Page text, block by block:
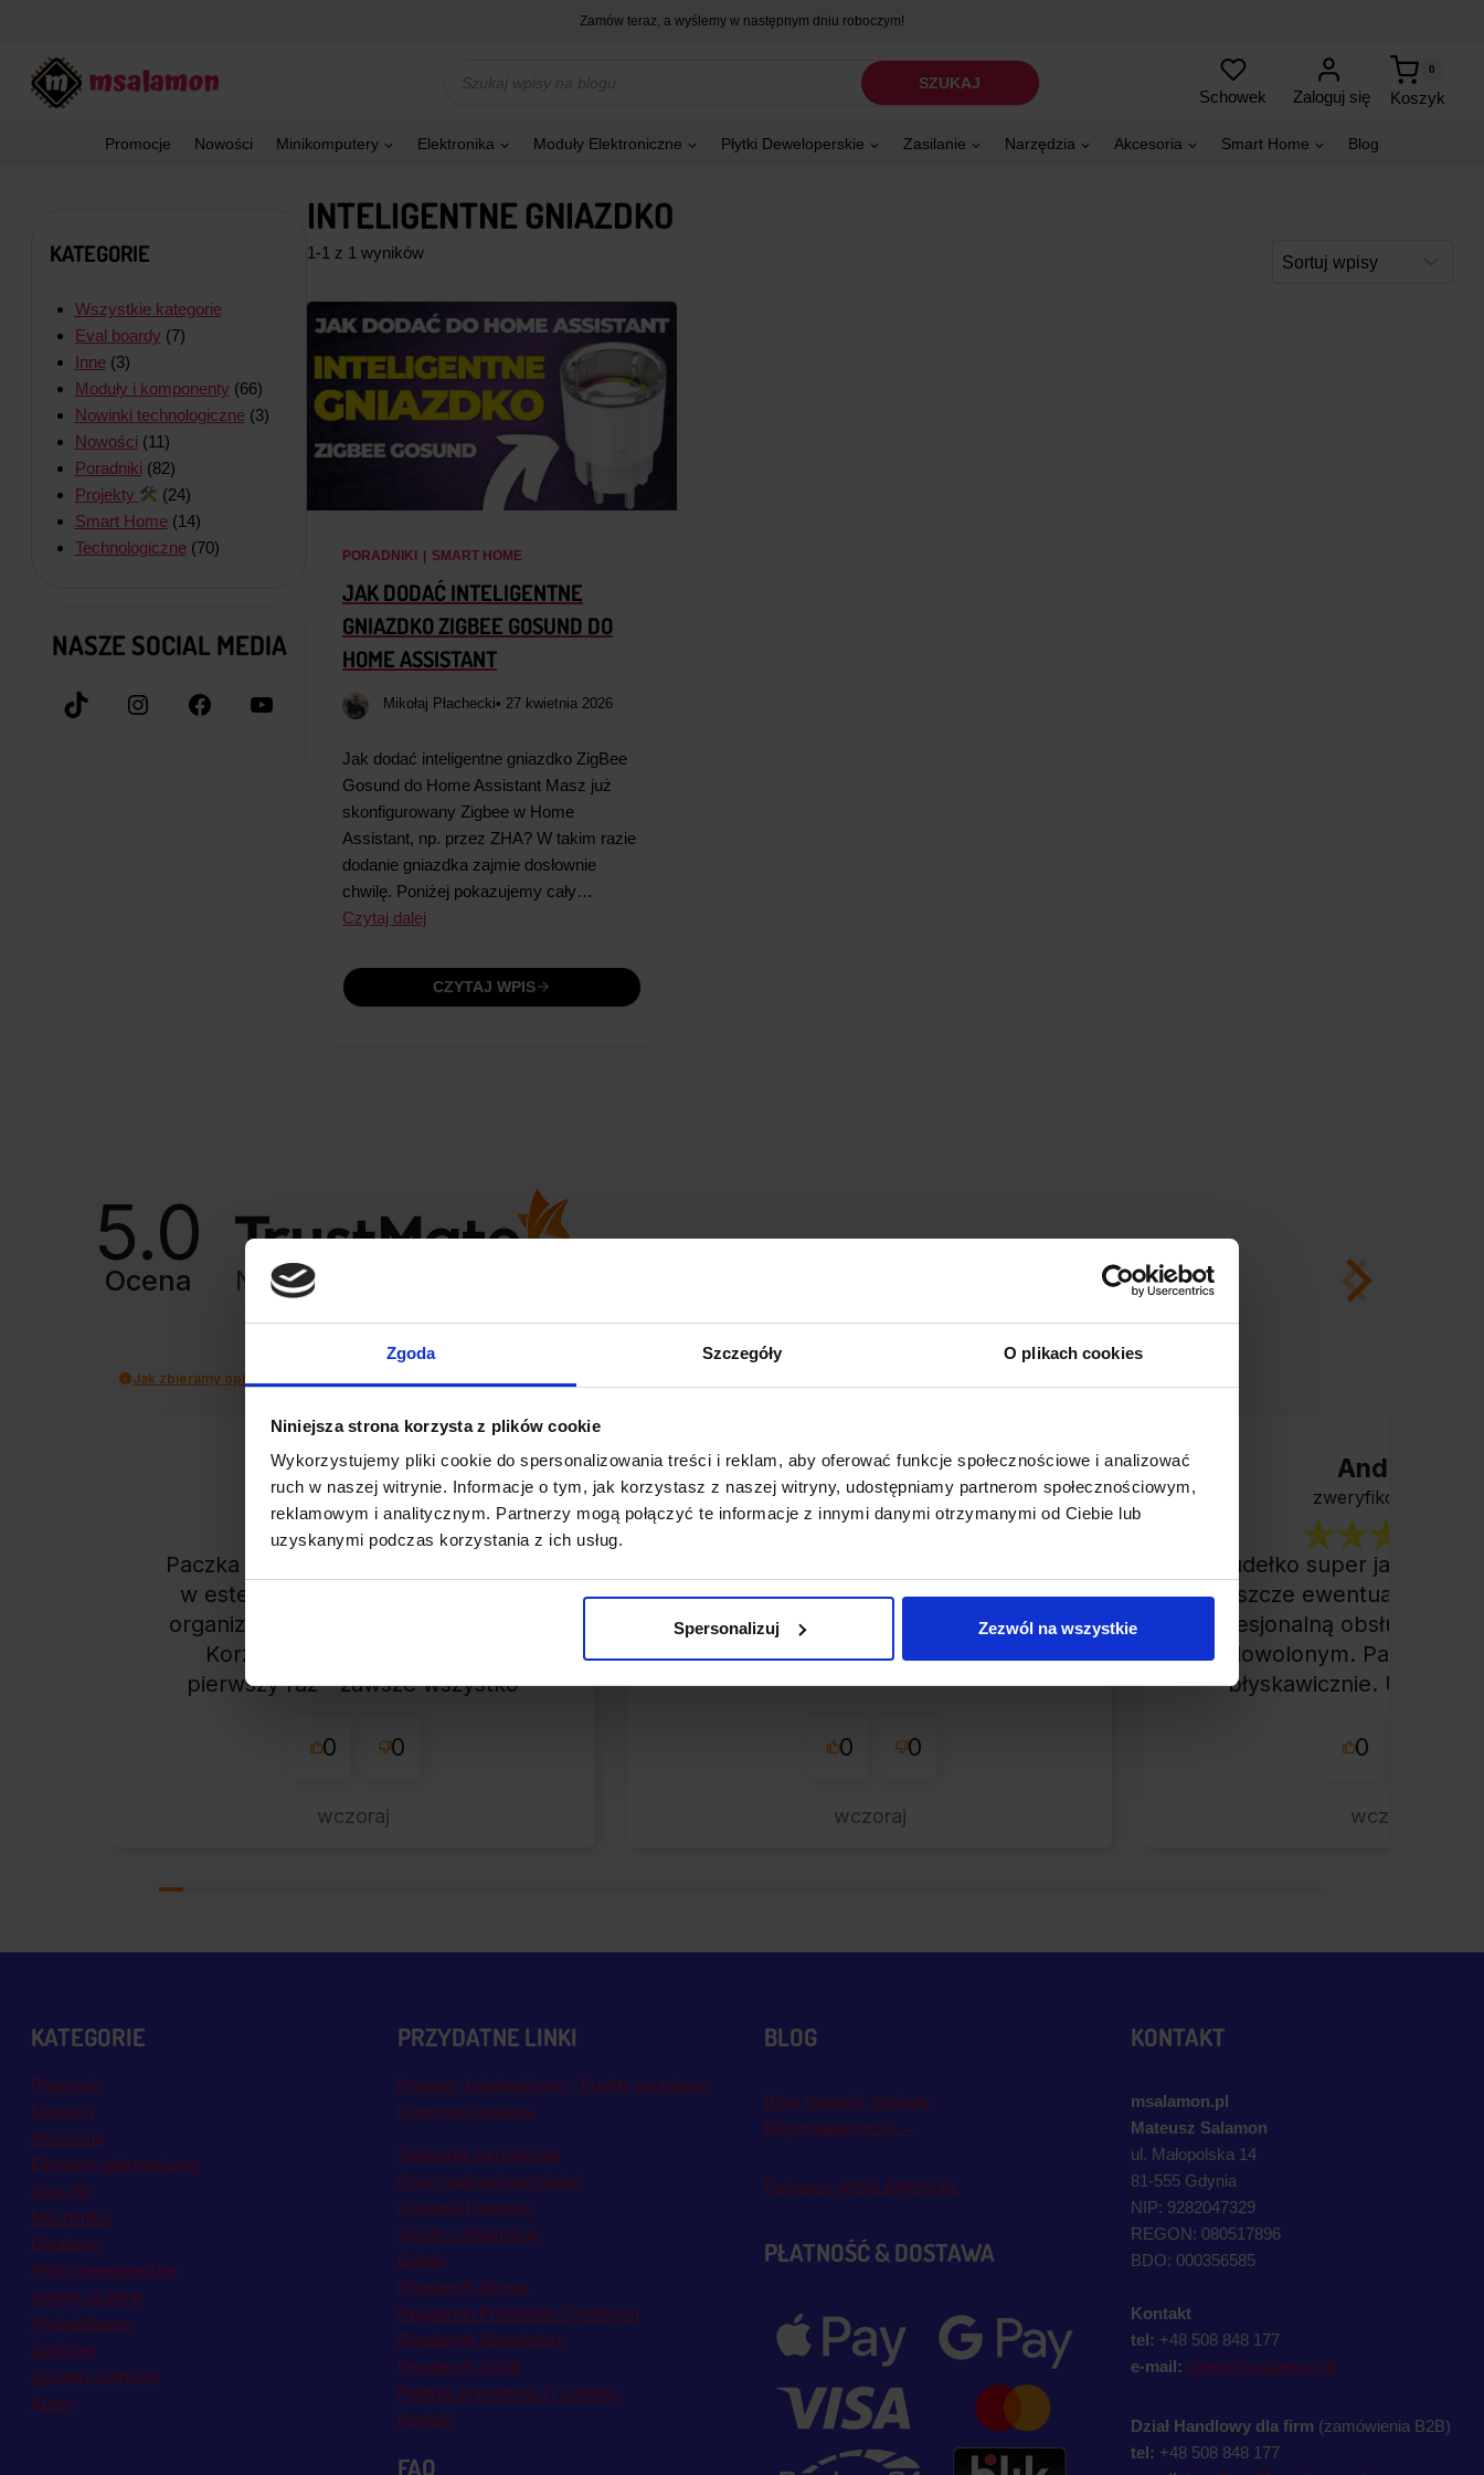
Zgoda Szczegóły O plikach cookies
Niniejsza strona korzysta z plików cookie
Wykorzystujemy pliki cookie do spersonalizowania treści i reklam, aby oferować funkcje społecznościowe i analizować
ruch w naszej witrynie. Informacje o tym, jak korzystasz z naszej witryny, udostępniamy partnerom społecznościowym,
reklamowym i analitycznym. Partnerzy mogą połączyć te informacje z innymi danymi otrzymanymi od Ciebie lub
uzyskanymi podczas korzystania z ich usług.
Spersonalizuj Zezwól na wszystkie
Zamów teraz, a wyślemy w następnym dniu roboczym!
produktów
SZUKAJ
Schowek Zaloguj się Koszyk
0
Promocje Nowości Minikomputery Elektronika Moduły Elektroniczne Płytki Deweloperskie Zasilanie Narzędzia Akcesoria Smart Home Blog
KATEGORIE
Wszystkie kategorie
Eval boardy (7)
Inne(3)
Moduły i komponenty (66)
Nowinki technologiczne(3)
Nowości (11)
Poradniki (82)
Projekty
(24)
Smart Home(14)
Technologiczne(70)
NASZE SOCIAL MEDIA
TikTokInstagramFacebookYouTube
INTELIGENTNE GNIAZDKO
1-1 z 1 wyników
PORADNIKI | SMART HOME
JAK DODAĆ INTELIGENTNE
GNIAZDKO ZIGBEE GOSUND DO
HOME ASSISTANT
Mikołaj Płachecki• 27 kwietnia 2026
Jak dodać inteligentne gniazdko ZigBee
Gosund do Home Assistant Masz już
skonfigurowany Zigbee w Home
Assistant, np. przez ZHA? W takim razie
dodanie gniazdka zajmie dosłownie
chwilę. Poniżej pokazujemy cały…
Czytaj dalej
CZYTAJ WPIS
5.0
Ocena Na podstawie
Jak zbieramy opinie?
Marek
zweryfikowano
Paczka dotarła do mnie bezpiecznie
w estetycznym pudełku. Świetna
organizacja i błyskawiczna wysyłka.
Korzystam z tego sklepu nie
pierwszy raz - zawsze wszystko
przekonaniem.
0 0
wczoraj
Marcin
zweryfikowano
Otrzymałem paczkę w bardzo
był bezproblemowy, a całe
0 0
wczoraj
Andrzej
zweryfikowano
Pudełko super jakości,
jeszcze ewentualny
profesjonalną obsługą
zadowolonym. Paczkę
błyskawicznie. Udane
0
wczoraj
KATEGORIE
Promocje
Nowości
Akcesoria
Elementy elektroniczne
Druk 3D
Mechanika
Obudowy
Płytki deweloperskie
Układy scalone
Wyświetlacze
Zasilanie
Zestawy startowe
Kursy
PRZYDATNE LINKI
Program Lojalnościowy - Punkty za zakupy
Darmowa dostawa
Śledzenie zamówienia
Czas realizacji zamówień
Dostawa i płatność
Zwroty i reklamacje
Opinie
Regulamin Sklepu
Regulamin Produktów Cyfrowych
Regulamin Newslettera
Regulamin Opinii
Polityka prywatności | Cookies
Kontakt
FAQ
BLOG
Blog, nowości, artykuły
Blog msalamon.pl →
Partnerzy MSALAMON.PL
PŁATNOŚĆ & DOSTAWA
KONTAKT
msalamon.pl
Mateusz Salamon
ul. Małopolska 14
81-555 Gdynia
NIP: 9282047329
REGON: 080517896
BDO: 000356585
Kontakt
tel: +48 508 848 177
e-mail: sklep@msalamon.pl
Dział Handlowy dla firm (zamówienia B2B)
tel: +48 508 848 177